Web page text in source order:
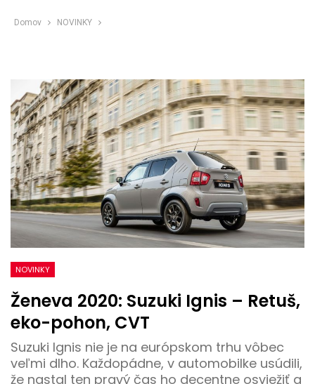
Domov NOVINKY
NOVINKY
Ženeva 2020: Suzuki Ignis – Retuš,
eko-pohon, CVT
Suzuki Ignis nie je na európskom trhu vôbec
veľmi dlho. Každopádne, v automobilke usúdili,
že nastal ten pravý čas ho decentne osviežiť a